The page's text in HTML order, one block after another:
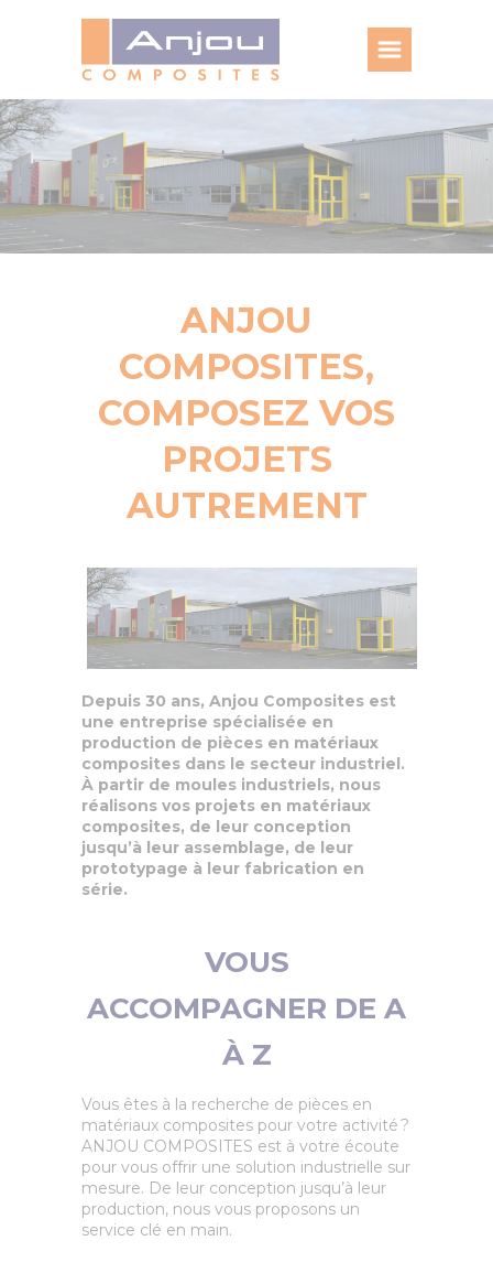
ANJOU
COMPOSITES,
COMPOSEZ VOS
PROJETS
AUTREMENT
Depuis 30 ans, Anjou Composites est
une entreprise spécialisée en
production de pièces en matériaux
composites dans le secteur industriel.
À partir de moules industriels, nous
réalisons vos projets en matériaux
composites, de leur conception
jusqu’à leur assemblage, de leur
prototypage à leur fabrication en
série.
VOUS
ACCOMPAGNER DE A
À Z
Vous êtes à la recherche de pièces en
matériaux composites pour votre activité ?
ANJOU COMPOSITES est à votre écoute
pour vous offrir une solution industrielle sur
mesure. De leur conception jusqu’à leur
production, nous vous proposons un
service clé en main.